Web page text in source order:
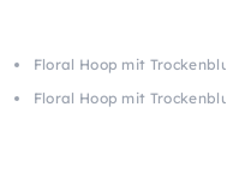
Floral Hoop mit
Floral Hoop mit